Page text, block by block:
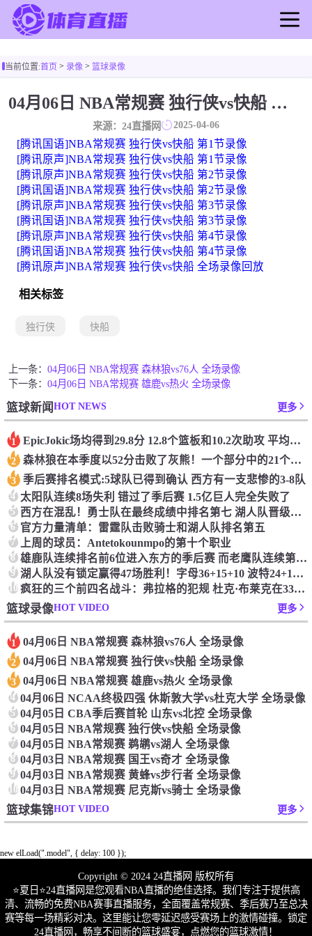
足球直播
足球录像
足球新闻
篮球新闻
当前位置:首页> 录像 > 篮球录像
04月06日 NBA常规赛 独行侠vs快船 全场录像
来源：24直播网 2025-04-06
[腾讯国语]NBA常规赛 独行侠vs快船 第1节录像
[腾讯原声]NBA常规赛 独行侠vs快船 第1节录像
[腾讯原声]NBA常规赛 独行侠vs快船 第2节录像
[腾讯国语]NBA常规赛 独行侠vs快船 第2节录像
[腾讯原声]NBA常规赛 独行侠vs快船 第3节录像
[腾讯国语]NBA常规赛 独行侠vs快船 第3节录像
[腾讯原声]NBA常规赛 独行侠vs快船 第4节录像
[腾讯国语]NBA常规赛 独行侠vs快船 第4节录像
[腾讯原声]NBA常规赛 独行侠vs快船 全场录像回放
相关标签
独行侠 快船
上一条： 04月06日 NBA常规赛 森林狼vs76人 全场录像
下一条： 04月06日 NBA常规赛 雄鹿vs热火 全场录像
篮球新闻HOT NEWS 更多
1 Epic️Jokic场均得到29.8分 12.8个篮板和10.2次助攻 平均三双很容易吗？
2 森林狼在本季度以52分击败了灰熊！一个部分中的21个中有18个！骑着摇头丸的战士第六 湖船不舒服
3 季后赛排名模式:5球队已得到确认 西方有一支悲惨的3-8队
4 太阳队连续8场失利 错过了季后赛 1.5亿巨人完全失败了
5 西方在混乱！勇士队在最终成绩中排名第七 湖人队晋级季后赛 火箭向快船送了礼物
6 官方力量清单：雷霆队击败骑士和湖人队排名第五
7 上周的球员：Antetokounmpo的第十个职业
8 雄鹿队连续排名前6位进入东方的季后赛 而老鹰队连续第四年在季后赛中踢球
9 湖人队没有锁定赢得47场胜利！字母36+15+10 波特24+12+8 42胜利以锁定季后赛
10 疯狂的三个前四名战斗：弗拉格的犯规 杜克·布莱克在33秒的惊喜中出现了
篮球录像HOT VIDEO 更多
1 04月06日 NBA常规赛 森林狼vs76人 全场录像
2 04月06日 NBA常规赛 独行侠vs快船 全场录像
3 04月06日 NBA常规赛 雄鹿vs热火 全场录像
4 04月06日 NCAA终极四强 休斯敦大学vs杜克大学 全场录像
5 04月05日 CBA季后赛首轮 山东vs北控 全场录像
6 04月05日 NBA常规赛 独行侠vs快船 全场录像
7 04月05日 NBA常规赛 鹈鹕vs湖人 全场录像
8 04月03日 NBA常规赛 国王vs奇才 全场录像
9 04月03日 NBA常规赛 黄蜂vs步行者 全场录像
1004月03日 NBA常规赛 尼克斯vs骑士 全场录像
篮球集锦HOT VIDEO 更多
new elLoad(".model", { delay: 100 });
Copyright © 2024 24直播网 版权所有
⭐️夏日⭐24直播网是您观看NBA直播的绝佳选择。我们专注于提供高
清、流畅的免费NBA赛事直播服务，全面覆盖常规赛、季后赛乃至总决
赛等每一场精彩对决。这里能让您零延迟感受赛场上的激情碰撞。锁定
24直播网，畅享不间断的篮球盛宴，点燃您的篮球激情！